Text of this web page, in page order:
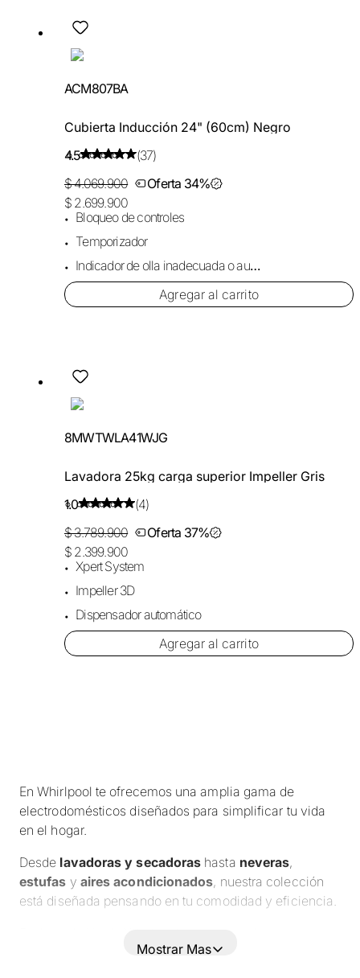
ACM807BA
Cubierta Inducción 24" (60cm) Negro
4.5
(37)
$ 4.069.900
Oferta 34%
$ 2.699.900
Bloqueo de controles
Temporizador
Indicador de olla inadecuada o ausente
Agregar al carrito
8MWTWLA41WJG
Lavadora 25kg carga superior Impeller Gris
1.0
(4)
$ 3.789.900
Oferta 37%
$ 2.399.900
Xpert System
Impeller 3D
Dispensador automático
Agregar al carrito
En Whirlpool te ofrecemos una amplia gama de
electrodomésticos diseñados para simplificar tu vida
en el hogar.
Desde lavadoras y secadoras hasta neveras,
estufas y aires acondicionados, nuestra colección
está diseñada pensando en tu comodidad y eficiencia.
electrodomésticos perfectos para cada espacio de tu
Mostrar Mas